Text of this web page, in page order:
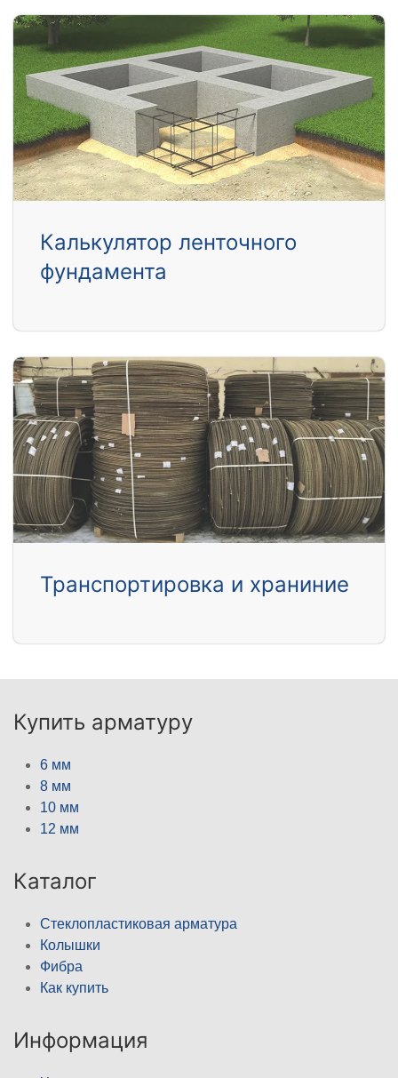
Калькулятор ленточного
фундамента
Транспортировка и храниние
Купить арматуру
6 мм
8 мм
10 мм
12 мм
Каталог
Стеклопластиковая арматура
Колышки
Фибра
Как купить
Информация